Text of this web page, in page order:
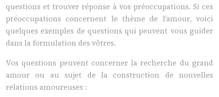
questions et trouver réponse à vos préoccupations. Si ces
préoccupations concernent le thème de l’amour, voici
quelques exemples de questions qui peuvent vous guider
dans la formulation des vôtres.
Vos questions peuvent concerner la recherche du grand
amour ou au sujet de la construction de nouvelles
relations amoureuses :